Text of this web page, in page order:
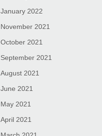
January 2022
November 2021
October 2021
September 2021
August 2021
June 2021
May 2021
April 2021